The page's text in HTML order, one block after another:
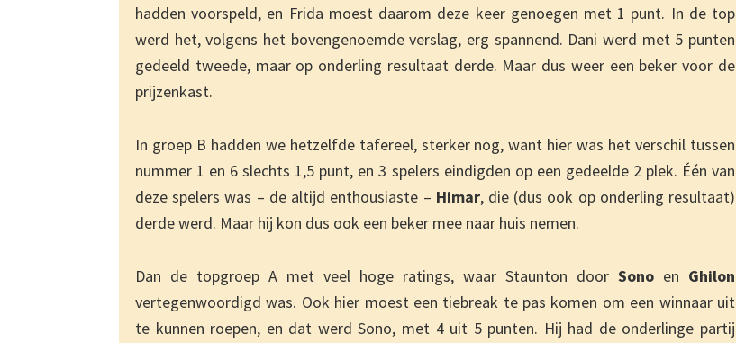
hadden voorspeld, en Frida moest daarom deze keer genoegen met 1 punt. In de top
werd het, volgens het bovengenoemde verslag, erg spannend. Dani werd met 5 punten
gedeeld tweede, maar op onderling resultaat derde. Maar dus weer een beker voor de
prijzenkast.
In groep B hadden we hetzelfde tafereel, sterker nog, want hier was het verschil tussen
nummer 1 en 6 slechts 1,5 punt, en 3 spelers eindigden op een gedeelde 2 plek. Één van
deze spelers was – de altijd enthousiaste – Himar, die (dus ook op onderling resultaat)
derde werd. Maar hij kon dus ook een beker mee naar huis nemen.
Dan de topgroep A met veel hoge ratings, waar Staunton door Sono en Ghilon
vertegenwoordigd was. Ook hier moest een tiebreak te pas komen om een winnaar uit
te kunnen roepen, en dat werd Sono, met 4 uit 5 punten. Hij had de onderlinge partij